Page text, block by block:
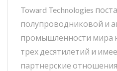
Toward Technologies
полупроводниковой и
промышленности мира
трех десятилетий и
партнерские отношения